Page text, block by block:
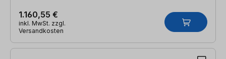
1.160,55 €
inkl. MwSt. zzgl.
Versandkosten